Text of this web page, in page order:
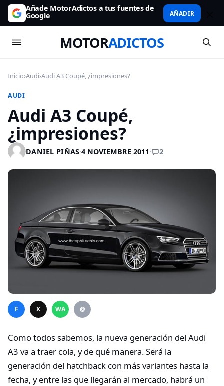
Añade MotorAdictos a tus fuentes de
Google AÑADIR
MOTORADICTOS
Inicio›Audi›Audi A3 Coupé, ¿impresiones?
AUDI
Audi A3 Coupé,
¿impresiones?
DANIEL PIÑAS·4 NOVIEMBRE 2011· 2
F X WA @
Como todos sabemos, la nueva generación del Audi
A3 va a traer cola, y de qué manera. Será la
generación del hatchback con más variantes hasta la
fecha, y entre las que llegarán al mercado, habrá un